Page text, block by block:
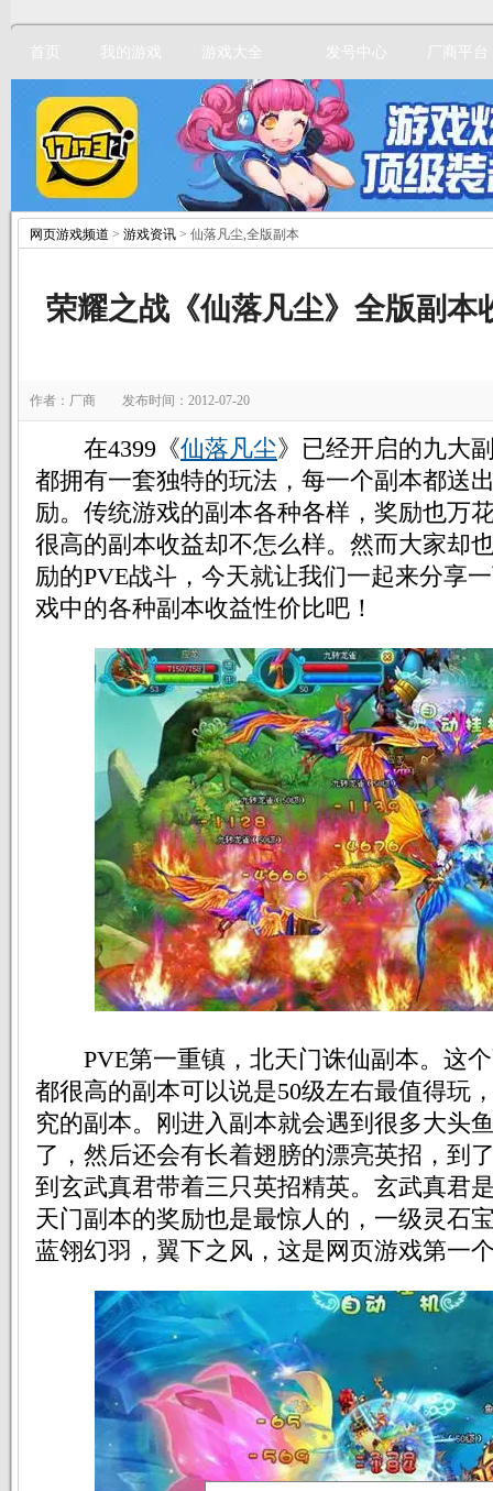
首页 我的游戏 游戏大全 发号中心 厂商平台
网页游戏频道 > 游戏资讯 > 仙落凡尘,全版副本
荣耀之战《仙落凡尘》全版副本
作者：厂商 发布时间：2012-07-20
在4399《仙落凡尘》已经开启的九大
都拥有一套独特的玩法，每一个副本都送
励。传统游戏的副本各种各样，奖励也万
很高的副本收益却不怎么样。然而大家却
励的PVE战斗，今天就让我们一起来分享
戏中的各种副本收益性价比吧！
PVE第一重镇，北天门诛仙副本。这个
都很高的副本可以说是50级左右最值得玩
究的副本。刚进入副本就会遇到很多大头
了，然后还会有长着翅膀的漂亮英招，到
到玄武真君带着三只英招精英。玄武真君
天门副本的奖励也是最惊人的，一级灵石
蓝翎幻羽，翼下之风，这是网页游戏第一
立即注册